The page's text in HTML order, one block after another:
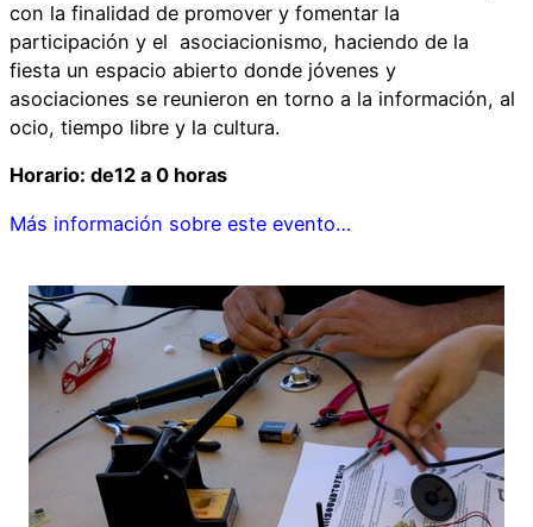
con la finalidad de promover y fomentar la
participación y el asociacionismo, haciendo de la
fiesta un espacio abierto donde jóvenes y
asociaciones se reunieron en torno a la información, al
ocio, tiempo libre y la cultura.
Horario: de12 a 0 horas
Más información sobre este evento…